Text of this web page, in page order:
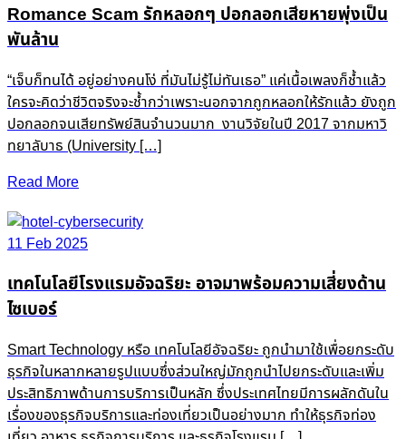
Romance Scam รักหลอกๆ ปอกลอกเสียหายพุ่งเป็น
พันล้าน
“เจ็บก็ทนได้ อยู่อย่างคนโง่ ที่มันไม่รู้ไม่ทันเธอ” แค่เนื้อเพลงก็ช้ำแล้ว
ใครจะคิดว่าชีวิตจริงจะช้ำกว่าเพราะนอกจากถูกหลอกให้รักแล้ว ยังถูก
ปอกลอกจนเสียทรัพย์สินจำนวนมาก งานวิจัยในปี 2017 จากมหาวิ
ทยาลับาธ (University […]
Read More
11 Feb 2025
เทคโนโลยีโรงแรมอัจฉริยะ อาจมาพร้อมความเสี่ยงด้าน
ไซเบอร์
Smart Technology หรือ เทคโนโลยีอัจฉริยะ ถูกนำมาใช้เพื่อยกระดับ
ธุรกิจในหลากหลายรูปแบบซึ่งส่วนใหญ่มักถูกนำไปยกระดับและเพิ่ม
ประสิทธิภาพด้านการบริการเป็นหลัก ซึ่งประเทศไทยมีการผลักดันใน
เรื่องของธุรกิจบริการและท่องเที่ยวเป็นอย่างมาก ทำให้ธุรกิจท่อง